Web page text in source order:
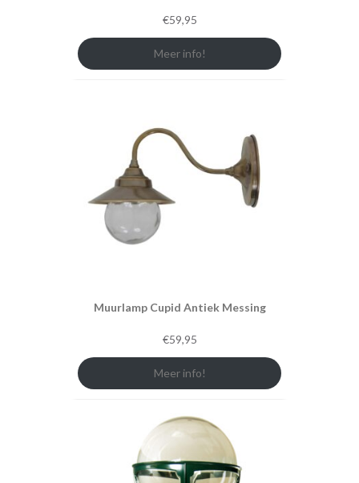
€59,95
Meer info!
Muurlamp Cupid Antiek Messing
€59,95
Meer info!